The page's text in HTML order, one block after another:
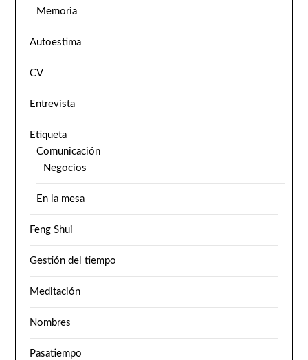
Memoria
Autoestima
CV
Entrevista
Etiqueta
Comunicación
Negocios
En la mesa
Feng Shui
Gestión del tiempo
Meditación
Nombres
Pasatiempo